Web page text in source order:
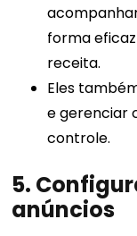
forma
receita.
Eles
e gerenciar
controle.
5.
anúncios